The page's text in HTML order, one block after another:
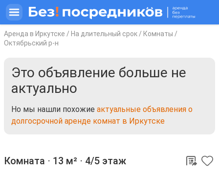
Аренда в Иркутске / На длительный срок / Комнаты /
Октябрьский р-н
Это объявление больше не
актуально
Но мы нашли похожие актуальные объявления о
долгосрочной аренде комнат в Иркутске
Комната ⋅ 13 м² ⋅ 4/5 этаж